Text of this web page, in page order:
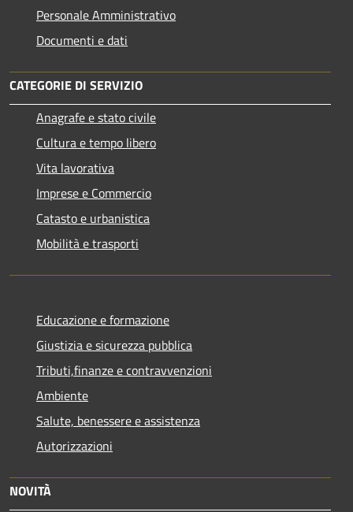
Personale Amministrativo
Documenti e dati
CATEGORIE DI SERVIZIO
Anagrafe e stato civile
Cultura e tempo libero
Vita lavorativa
Imprese e Commercio
Catasto e urbanistica
Mobilità e trasporti
Educazione e formazione
Giustizia e sicurezza pubblica
Tributi,finanze e contravvenzioni
Ambiente
Salute, benessere e assistenza
Autorizzazioni
NOVITÀ